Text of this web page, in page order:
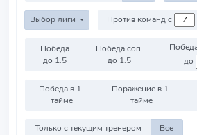
Выбор лиги Против команд с
Победа
до 1.5
Победа соп.
до 1.5
до
Победа в 1-
тайме
Поражение в 1-
тайме
Только с текущим тренером Все